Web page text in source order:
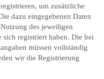
um zusätzliche
dazu eingegebenen Daten
des jeweiligen
sich registriert haben. Die bei
müssen vollständig
wir die Registrierung